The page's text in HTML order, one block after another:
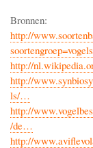
Bronnen:
http://
http://
http://
ls/…
http://
/de…
http://